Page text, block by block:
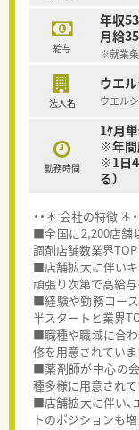
給与
年収
月給
※就業条
法人名
ウエ
ウエル
勤務時間
1ｹ月
※年間
※1日4
る）
・・＊ 会社の特徴 ＊・
■全国に2,200店舗
調剤店舗数業界TOP
■店舗拡大に伴いキ
頑張り次第で高給与
■経験や勤務コー
半スタートと業界
■職種や職域に合わ
修を用意されてい
■薬剤師が中心の
種多様に用意されて
■店舗拡大に伴い、
トのポジションも増